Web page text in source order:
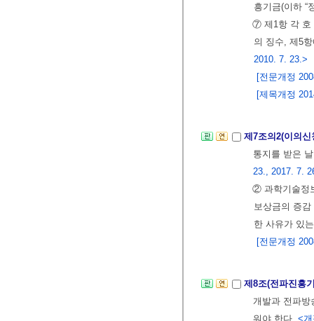
흥기금(이하 “
⑦ 제1항 각 호
의 징수, 제5
2010. 7. 23.>
[전문개정
[제목개정
제7조의2(이의
통지를 받은
23., 2017. 7.
② 과학기술정
보상금의 증
한 사유가 있
[전문개정
제8조(전파진흥
개발과 전파방
워야 한다. <